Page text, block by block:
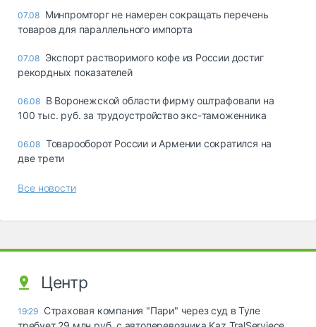
07.08 Минпромторг не намерен сокращать перечень
товаров для параллельного импорта
07.08 Экспорт растворимого кофе из России достиг
рекордных показателей
06.08 В Воронежской области фирму оштрафовали на
100 тыс. руб. за трудоустройство экс-таможенника
06.08 Товарооборот России и Армении сократился на
две трети
Все новости
Центр
19:29 Страховая компания "Пари" через суд в Туле